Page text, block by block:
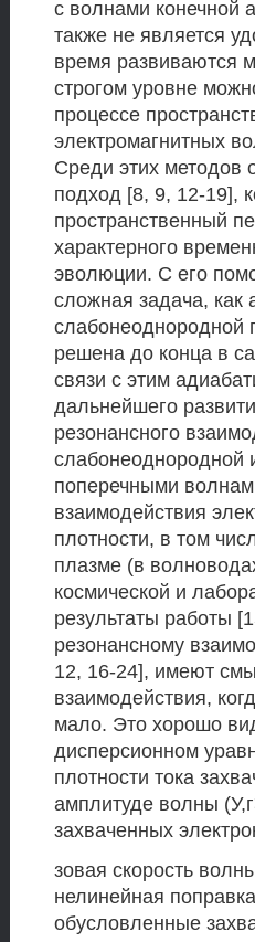
с волнами конечной
также не является
время развиваются
строгом уровне
процессе
электромагнитных
Среди этих методов
подход [8, 9, 12-19],
пространственный
характерного
эволюции. С его
сложная задача, как
слабонеоднородной
решена до конца в
связи с этим
дальнейшего
резонансного
слабонеоднородной
поперечными
взаимодействия
плотности, в том
плазме (в
космической и
результаты работы
резонансному
12, 16-24], имеют
взаимодействия,
мало. Это хорошо
дисперсионном
плотности тока
амплитуде волны
захваченных
зовая скорость
нелинейная
обусловленные